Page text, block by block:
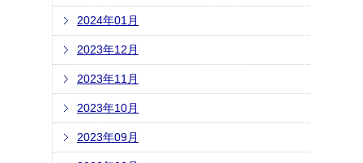
2024年01月
2023年12月
2023年11月
2023年10月
2023年09月